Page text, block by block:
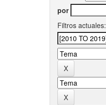
por
Filtros actuales: